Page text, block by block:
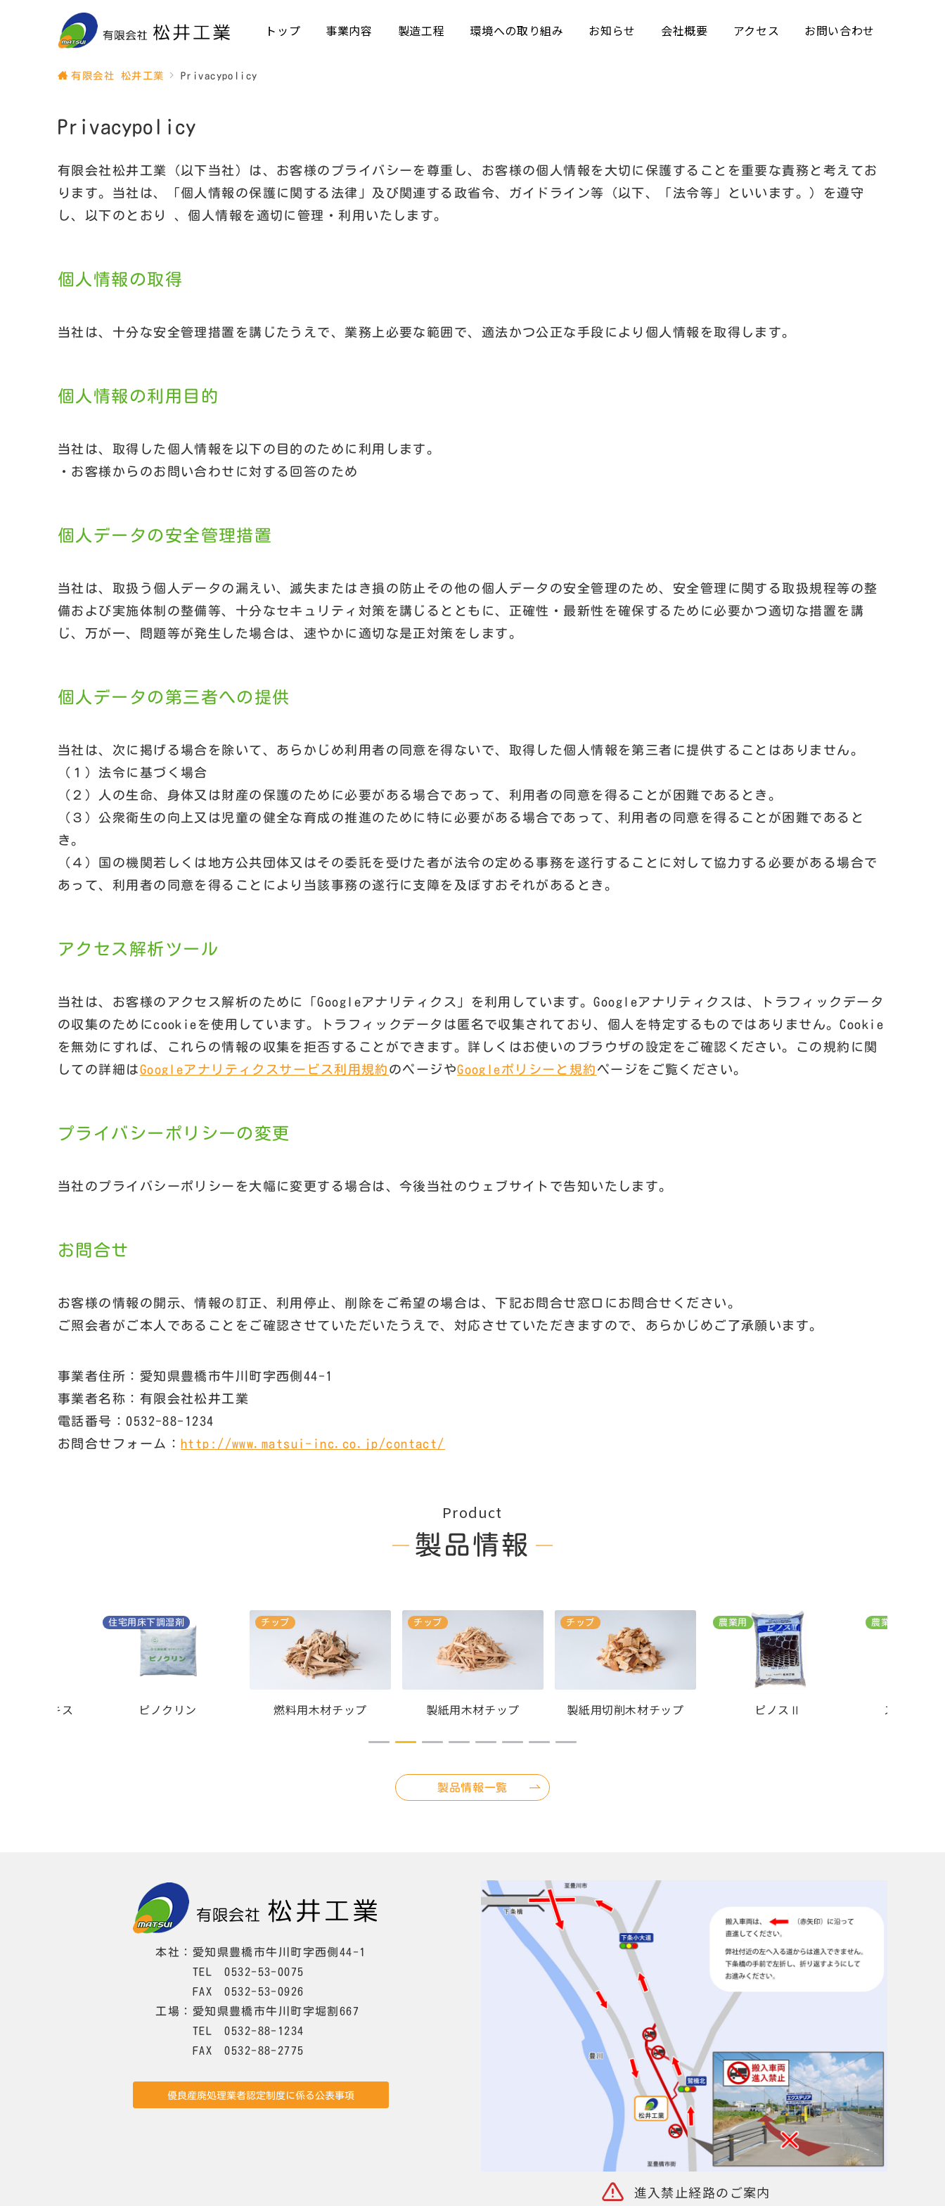
トップ 事業内容 製造工程 環境への取り組み お知らせ 会社概要 アクセス お問い合わせ
有限会社 松井工業 Privacypolicy
Privacypolicy
有限会社松井工業（以下当社）は、お客様のプライバシーを尊重し、お客様の個人情報を大切に保護することを重要な責務と考えてお
ります。当社は、「個人情報の保護に関する法律」及び関連する政省令、ガイドライン等（以下、「法令等」といいます。）を遵守
し、以下のとおり 、個人情報を適切に管理・利用いたします。
個人情報の取得
当社は、十分な安全管理措置を講じたうえで、業務上必要な範囲で、適法かつ公正な手段により個人情報を取得します。
個人情報の利用目的
当社は、取得した個人情報を以下の目的のために利用します。
・お客様からのお問い合わせに対する回答のため
個人データの安全管理措置
当社は、取扱う個人データの漏えい、滅失またはき損の防止その他の個人データの安全管理のため、安全管理に関する取扱規程等の整
備および実施体制の整備等、十分なセキュリティ対策を講じるとともに、正確性・最新性を確保するために必要かつ適切な措置を講
じ、万が一、問題等が発生した場合は、速やかに適切な是正対策をします。
個人データの第三者への提供
当社は、次に掲げる場合を除いて、あらかじめ利用者の同意を得ないで、取得した個人情報を第三者に提供することはありません。
（１）法令に基づく場合
（２）人の生命、身体又は財産の保護のために必要がある場合であって、利用者の同意を得ることが困難であるとき。
（３）公衆衛生の向上又は児童の健全な育成の推進のために特に必要がある場合であって、利用者の同意を得ることが困難であると
き。
（４）国の機関若しくは地方公共団体又はその委託を受けた者が法令の定める事務を遂行することに対して協力する必要がある場合で
あって、利用者の同意を得ることにより当該事務の遂行に支障を及ぼすおそれがあるとき。
アクセス解析ツール
当社は、お客様のアクセス解析のために「Googleアナリティクス」を利用しています。Googleアナリティクスは、トラフィックデータ
の収集のためにcookieを使用しています。トラフィックデータは匿名で収集されており、個人を特定するものではありません。Cookie
を無効にすれば、これらの情報の収集を拒否することができます。詳しくはお使いのブラウザの設定をご確認ください。この規約に関
しての詳細はGoogleアナリティクスサービス利用規約 のページやGoogleポリシーと規約 ページをご覧ください。
プライバシーポリシーの変更
当社のプライバシーポリシーを大幅に変更する場合は、今後当社のウェブサイトで告知いたします。
お問合せ
お客様の情報の開示、情報の訂正、利用停止、削除をご希望の場合は、下記お問合せ窓口にお問合せください。
ご照会者がご本人であることをご確認させていただいたうえで、対応させていただきますので、あらかじめご了承願います。
事業者住所：愛知県豊橋市牛川町字西側44-1
事業者名称：有限会社松井工業
電話番号：0532-88-1234
お問合せフォーム： http://www.matsui-inc.co.jp/contact/
Product
製品情報
藻のエキス
住宅用床下調湿剤
ピノクリン
チップ
燃料用木材チップ
チップ
製紙用木材チップ
チップ
製紙用切削木材チップ
農業用
ピノスⅡ
農業用
スーパー
1 2 3 4 5 6 7
製品情報一覧
本社：愛知県豊橋市牛川町字西側44-1
TEL 0532-53-0075
FAX 0532-53-0926
工場：愛知県豊橋市牛川町字堀割667
TEL 0532-88-1234
FAX 0532-88-2775
優良産廃処理業者認定制度に係る公表事項
進入禁止経路のご案内